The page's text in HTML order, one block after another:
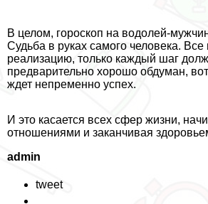
В целом, гороскоп на водолей-
Судьба в руках самого человека.
реализацию, только каждый шаг
предварительно хорошо обдуман,
ждет непременно успех.
И это касается всех сфер жизни,
отношениями и заканчивая
admin
tweet